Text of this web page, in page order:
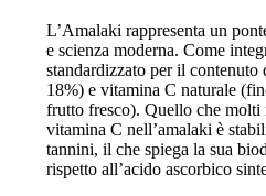
L’Amalaki rappresenta un
e scienza moderna. Come
standardizzato per il
18%) e vitamina C naturale
frutto fresco). Quello che molti
vitamina C nell’amalaki è
tannini, il che spiega la sua
rispetto all’acido ascorbico